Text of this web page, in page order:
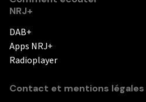
NRJ+
DAB+
Apps NRJ+
Radioplayer
Contact et mentions légales